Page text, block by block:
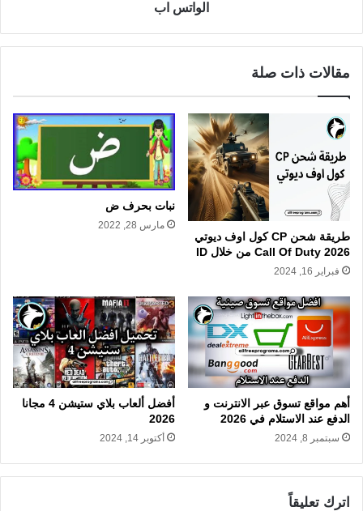
الواتس اب
مقالات ذات صلة
طريقة شحن CP كول اوف ديوتي
Call Of Duty 2026 من خلال ID
فبراير 16, 2024
نبات بحرف ض
مارس 28, 2022
أهم مواقع تسوق عبر الانترنت و
الدفع عند الاستلام في 2026
سبتمبر 8, 2024
أفضل ألعاب بلاي ستيشن 4 مجانا
2026
أكتوبر 14, 2024
اترك تعليقاً